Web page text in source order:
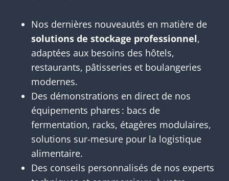
Nos dernières nouveautés en matière de
solutions de stockage professionnel,
adaptées aux besoins des hôtels,
restaurants, pâtisseries et boulangeries
modernes.
Des démonstrations en direct de nos
équipements phares : bacs de
fermentation, racks, étagères modulaires,
solutions sur-mesure pour la logistique
alimentaire.
Des conseils personnalisés de nos experts